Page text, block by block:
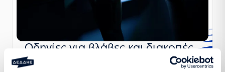
Οδηγίες για βλάβες και διακοπές
ηλεκτροδότησης